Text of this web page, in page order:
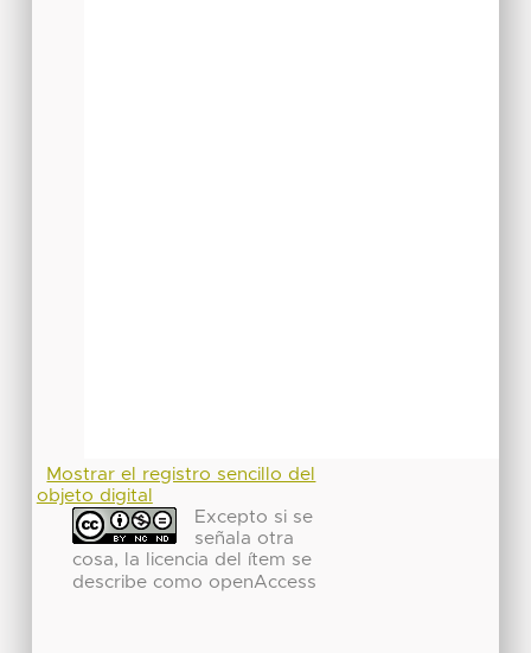
Mostrar el registro sencillo del
objeto digital
Excepto si se
señala otra
cosa, la licencia del ítem se
describe como openAccess